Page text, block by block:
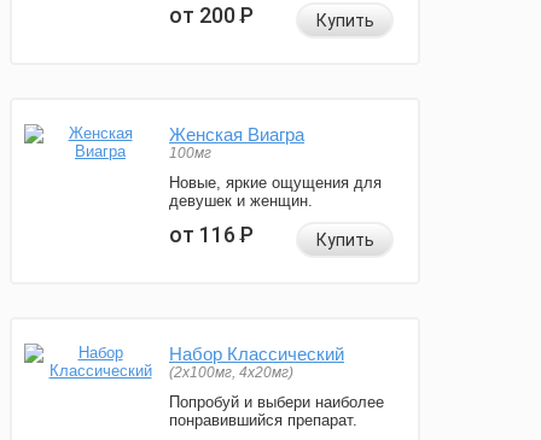
от 200Р Купить
Женская Виагра
100мг
Новые, яркие ощущения для
девушек и женщин.
от 116Р Купить
Набор Классический
(2x100мг, 4x20мг)
Попробуй и выбери наиболее
понравившийся препарат.